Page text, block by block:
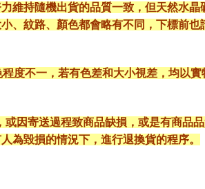
維持隨機出貨的品質一致，但天然水晶
、紋路、顏色都會略有不同，下標前也
度不一，若有色差和大小視差，均以實
因寄送過程致商品缺損，或是有商品
為毀損的情況下，進行退換貨的程序。